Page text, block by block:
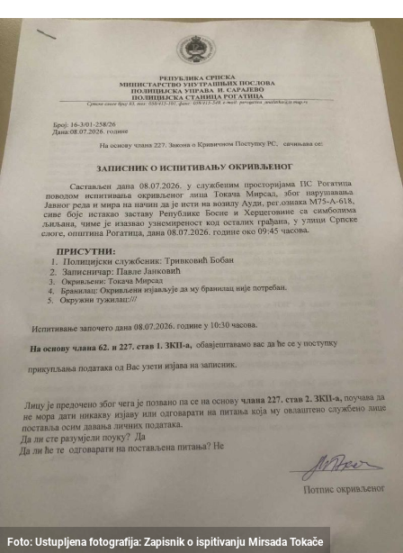
Foto: Ustupljena fotografija: Zapisnik o ispitivanju Mirsada Tokače